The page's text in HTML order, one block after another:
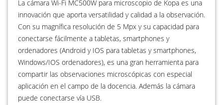
La cámara Wi-Fi MC500W para microscopio de Kopa es una
innovación que aporta versatilidad y calidad a la observación.
Con su magnífica resolución de 5 Mpx y su capacidad para
conectarse fácilmente a tabletas, smartphones y
ordenadores (Android y IOS para tabletas y smartphones,
Windows/IOS ordenadores), es una gran herramienta para
compartir las observaciones microscópicas con especial
aplicación en el campo de la docencia. Además la cámara
puede conectarse vía USB.